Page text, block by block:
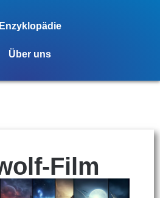
Enzyklopädie
Über uns
Film